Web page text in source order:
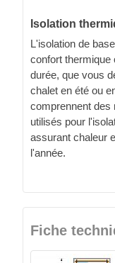
Isolation
L'isolation de
confort thermique
durée, que vous
chalet en été ou
comprennent des
utilisés pour
assurant chaleur
l'année.
Fiche